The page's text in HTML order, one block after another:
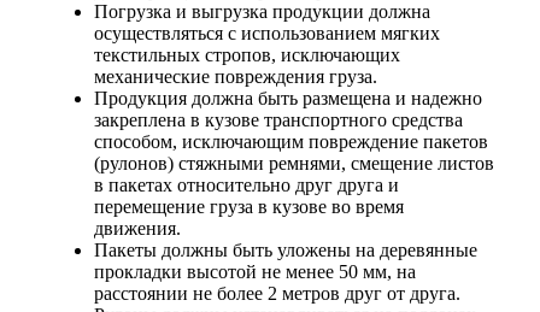
Погрузка и выгрузка продукции должна
осуществляться с использованием мягких
текстильных стропов, исключающих
механические повреждения груза.
Продукция должна быть размещена и надежно
закреплена в кузове транспортного средства
способом, исключающим повреждение пакетов
(рулонов) стяжными ремнями, смещение листов
в пакетах относительно друг друга и
перемещение груза в кузове во время
движения.
Пакеты должны быть уложены на деревянные
прокладки высотой не менее 50 мм, на
расстоянии не более 2 метров друг от друга.